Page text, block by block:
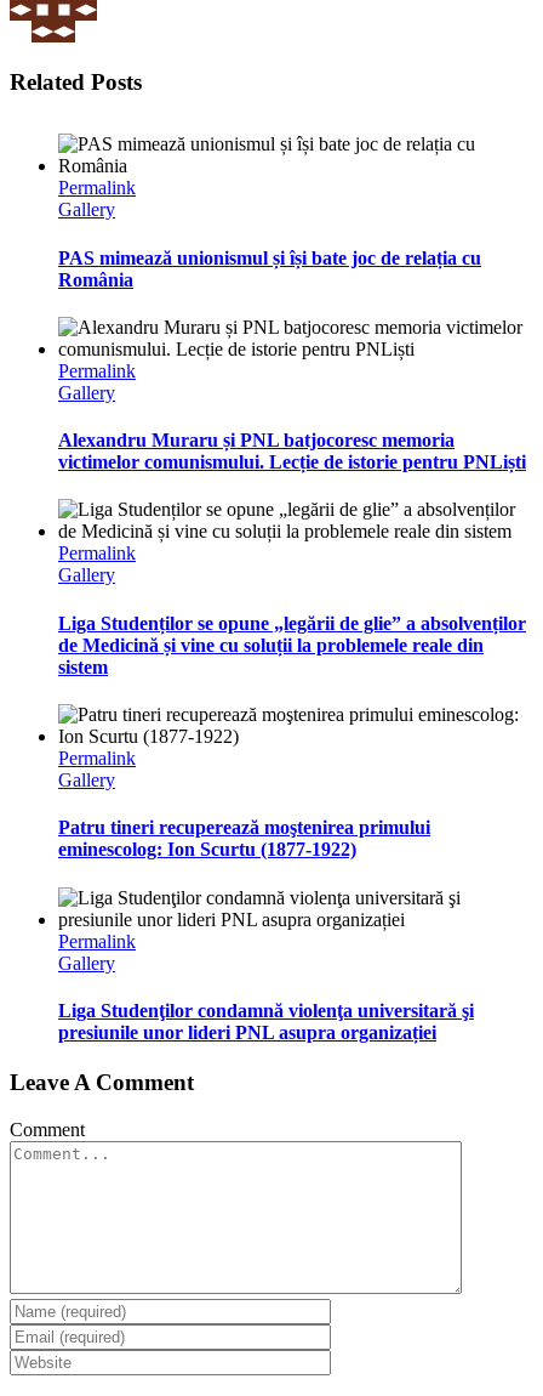
Related Posts
Permalink
Gallery
PAS mimează unionismul și își bate joc de relația cu
România
Permalink
Gallery
Alexandru Muraru și PNL batjocoresc memoria
victimelor comunismului. Lecție de istorie pentru PNLiști
Permalink
Gallery
Liga Studenților se opune „legării de glie” a absolvenților
de Medicină și vine cu soluții la problemele reale din
sistem
Permalink
Gallery
Patru tineri recuperează moştenirea primului
eminescolog: Ion Scurtu (1877-1922)
Permalink
Gallery
Liga Studenţilor condamnă violenţa universitară şi
presiunile unor lideri PNL asupra organizației
Leave A Comment
Comment